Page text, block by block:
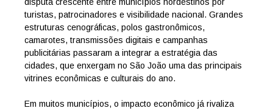
disputa crescente entre municípios nordestinos por
turistas, patrocinadores e visibilidade nacional. Grandes
estruturas cenográficas, polos gastronômicos,
camarotes, transmissões digitais e campanhas
publicitárias passaram a integrar a estratégia das
cidades, que enxergam no São João uma das principais
vitrines econômicas e culturais do ano.
Em muitos municípios, o impacto econômico já rivaliza